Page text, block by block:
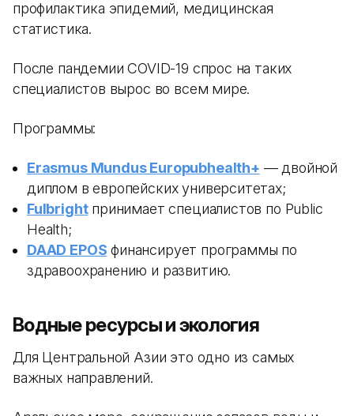
профилактика эпидемий, медицинская
статистика.
После пандемии COVID-19 спрос на таких
специалистов вырос во всем мире.
Программы:
Erasmus Mundus Europubhealth+ — двойной
диплом в европейских университетах;
Fulbrightпринимает специалистов по Public
Health;
DAAD EPOS финансирует программы по
здравоохранению и развитию.
Водные ресурсы и экология
Для Центральной Азии это одно из самых
важных направлений.